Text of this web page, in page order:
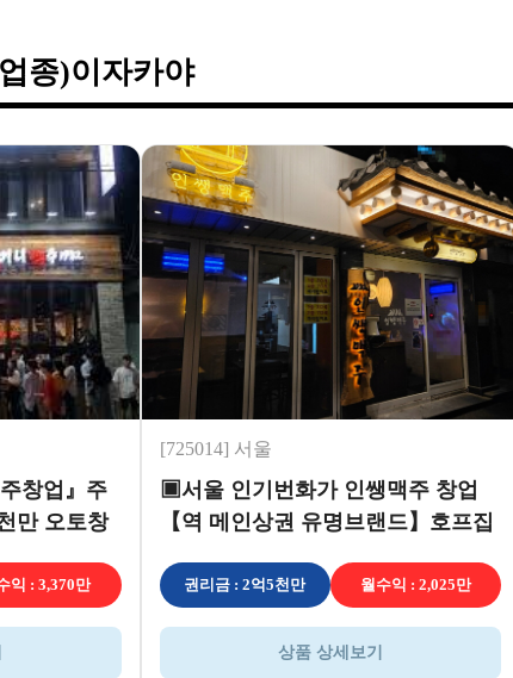
종)이자카야
창업』주
만 오토창
익 : 3,370만
[725014] 서울
▣서울 인기번화가 인쌩맥주 창업
【역 메인상권 유명브랜드】호프집
권리금 : 2억5천만 월수익 : 2,025만
상품 상세보기